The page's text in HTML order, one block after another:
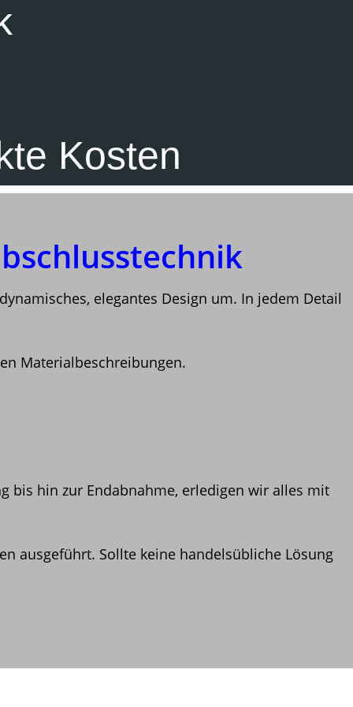
Kosten
elegantes Design um. In jedem Detail
Materialbeschreibungen.
bis hin zur Endabnahme, erledigen wir alles mit
ausgeführt. Sollte keine handelsübliche Lösung